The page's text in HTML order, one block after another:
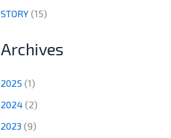
STORY (15)
Archives
2025 (1)
2024 (2)
2023 (9)